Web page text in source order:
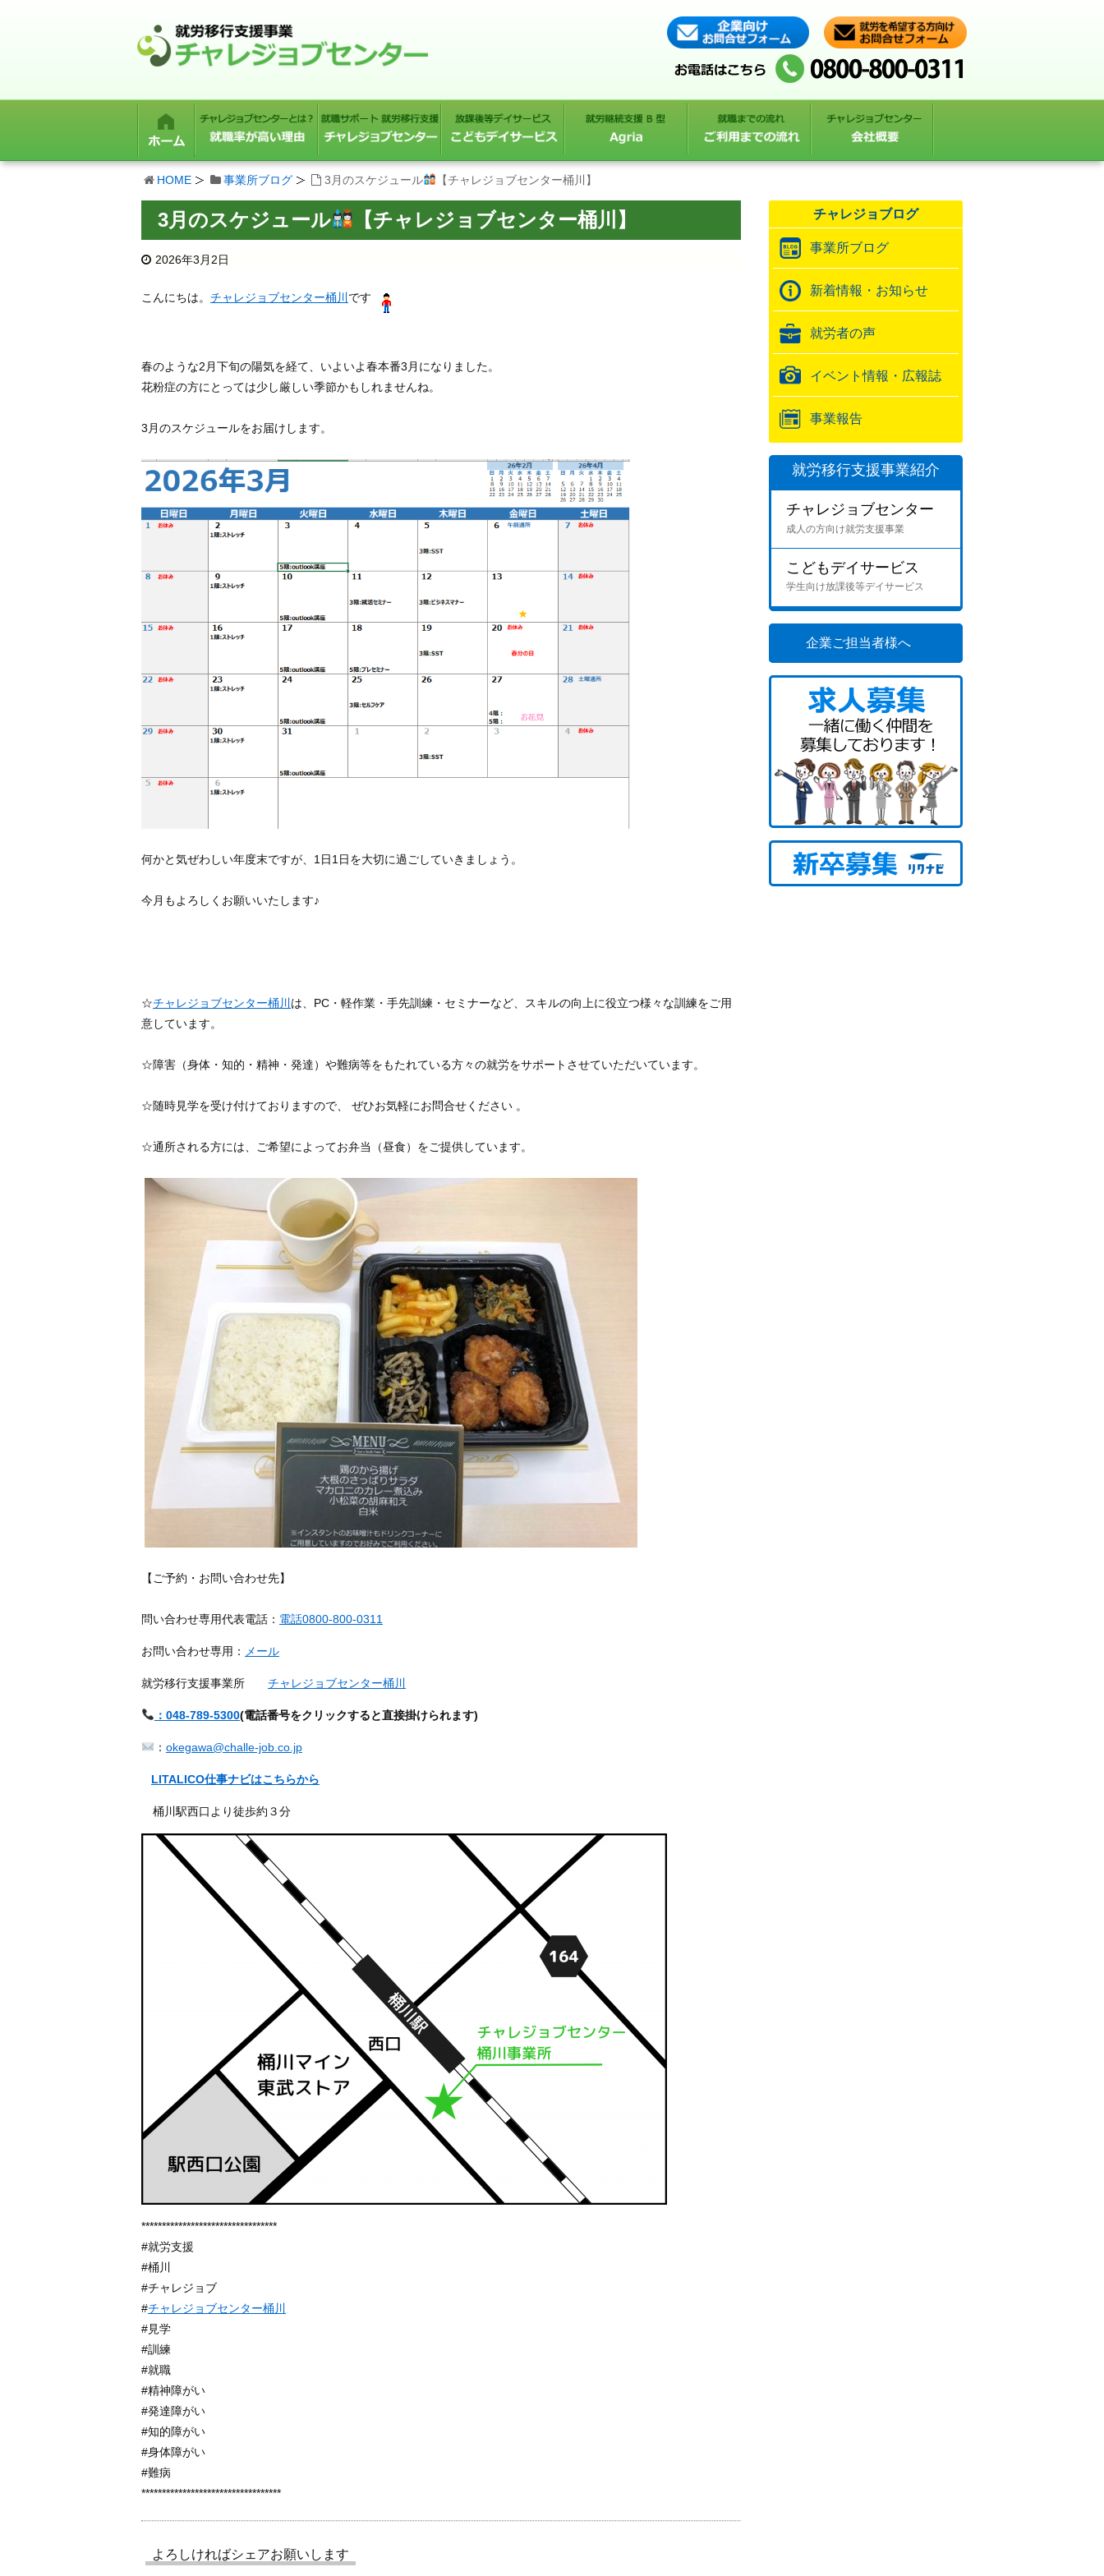
HOME 事業所ブログ 3月のスケジュール 【チャレジョブセンター桶川】
3月のスケジュール 【チャレジョブセンター桶川】
2026年3月2日
こんにちは。 チャレジョブセンター桶川 です
春のような2月下旬の陽気を経て、いよいよ春本番3月になりました。
花粉症の方にとっては少し厳しい季節かもしれませんね。
3月のスケジュールをお届けします。
何かと気ぜわしい年度末ですが、1日1日を大切に過ごしていきましょう。
今月もよろしくお願いいたします♪
☆チャレジョブセンター桶川は、PC・軽作業・手先訓練・セミナーなど、スキルの向上に役立つ様々な訓練をご用
意しています。
☆障害（身体・知的・精神・発達）や難病等をもたれている方々の就労をサポートさせていただいています。
☆随時見学を受け付けておりますので、 ぜひお気軽にお問合せください 。
☆通所される方には、ご希望によってお弁当（昼食）をご提供しています。
【ご予約・お問い合わせ先】
問い合わせ専用代表電話： 電話0800-800-0311
お問い合わせ専用： メール
就労移行支援事業所 チャレジョブセンター桶川
：048-789-5300(電話番号をクリックすると直接掛けられます)
： okegawa@challe-job.co.jp
LITALICO仕事ナビはこちらから
桶川駅西口より徒歩約３分
*********************************
#就労支援
#桶川
#チャレジョブ
#チャレジョブセンター桶川
#見学
#訓練
#就職
#精神障がい
#発達障がい
#知的障がい
#身体障がい
#難病
**********************************
よろしければシェアお願いします
チャレジョブログ
事業所ブログ
新着情報・お知らせ
就労者の声
イベント情報・広報誌
事業報告
就労移行支援事業紹介
チャレジョブセンター
成人の方向け就労支援事業
こどもデイサービス
学生向け放課後等デイサービス
企業ご担当者様へ